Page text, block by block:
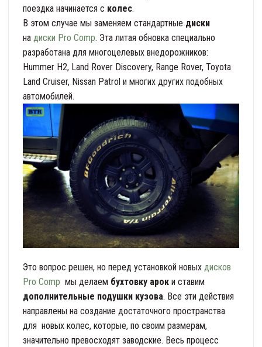
поездка начинается с колес.
В этом случае мы заменяем стандартные диски
на диски Pro Comp. Эта литая обновка специально
разработана для многоцелевых внедорожников:
Hummer H2, Land Rover Discovery, Range Rover, Toyota
Land Cruiser, Nissan Patrol и многих других подобных
автомобилей.
Это вопрос решен, но перед установкой новых дисков
Pro Comp мы делаем бухтовку арок и ставим
дополнительные подушки кузова. Все эти действия
направлены на создание достаточного пространства
для новых колес, которые, по своим размерам,
значительно превосходят заводские. Весь процесс